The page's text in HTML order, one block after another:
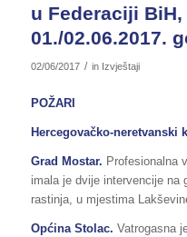
u Federaciji BiH,
01./02.06.2017.
02/06/2017 / in Izvještaji
POŽARI
Hercegovačko-
Grad Mostar. Profesionalna
imala je dvije intervencije na
rastinja, u mjestima
Općina Stolac. Vatrogasna